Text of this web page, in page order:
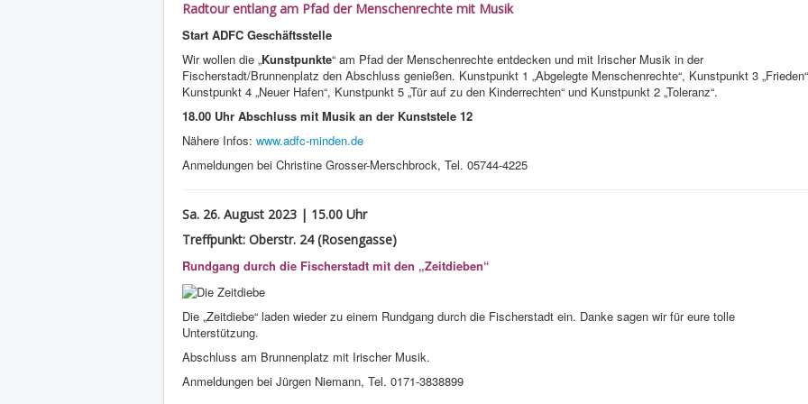
Radtour entlang am Pfad der Menschenrechte mit Musik
Start ADFC Geschäftsstelle
Wir wollen die „Kunstpunkte“ am Pfad der Menschenrechte entdecken und mit Irischer Musik in der
Fischerstadt/Brunnenplatz den Abschluss genießen. Kunstpunkt 1 „Abgelegte Menschenrechte“, Kunstpunkt 3
Kunstpunkt 4 „Neuer Hafen“, Kunstpunkt 5 „Tür auf zu den Kinderrechten“ und Kunstpunkt 2 „Toleranz“.
18.00 Uhr Abschluss mit Musik an der Kunststele 12
Nähere Infos: www.adfc-minden.de
Anmeldungen bei Christine Grosser-Merschbrock, Tel. 05744-4225
Sa. 26. August 2023 | 15.00 Uhr
Treffpunkt: Oberstr. 24 (Rosengasse)
Rundgang durch die Fischerstadt mit den „Zeitdieben“
Die „Zeitdiebe“ laden wieder zu einem Rundgang durch die Fischerstadt ein. Danke sagen wir für eure tolle
Unterstützung.
Abschluss am Brunnenplatz mit Irischer Musik.
Anmeldungen bei Jürgen Niemann, Tel. 0171-3838899